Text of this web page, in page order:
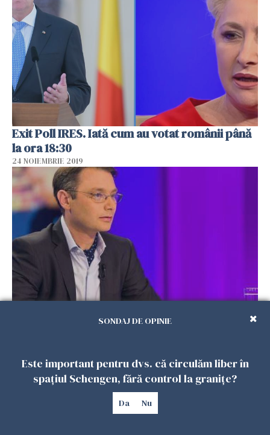
Exit Poll IRES. Iată cum au votat românii până
la ora 18:30
24 NOIEMBRIE 2019
prezență RECORD la votul din Franța. Sprijinul
SONDAJ DE OPINIE
Este important pentru dvs. că circulăm liber în
spațiul Schengen, fără control la granițe?
Da Nu